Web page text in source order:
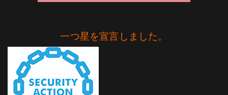
一つ星を宣言しました。